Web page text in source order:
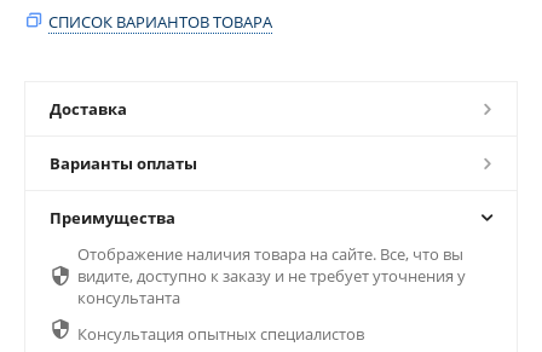
СПИСОК ВАРИАНТОВ ТОВАРА
Доставка
Варианты оплаты
Преимущества

Отображение наличия товара на сайте. Все, что вы
видите, доступно к заказу и не требует уточнения у
консультанта
 Консультация опытных специалистов